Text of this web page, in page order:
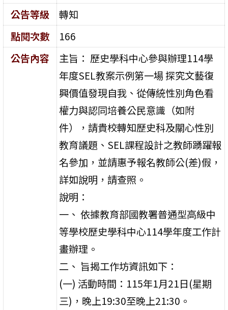
公告等級
轉知
點閱次數
166
公告內容
主旨： 歷史學科中心參與辦理114學
年度SEL教案示例第一場 探究文藝復
興價值發現自我、從傳統性別角色看
權力與認同培養公民意識（如附
件），請貴校轉知歷史科及關心性別
教育議題、SEL課程設計之教師踴躍報
名參加，並請惠予報名教師公(差)假，
詳如說明，請查照。
說明：
一、 依據教育部國教署普通型高級中
等學校歷史學科中心114學年度工作計
畫辦理。
二、 旨揭工作坊資訊如下：
(一) 活動時間：115年1月21日(星期
三)，晚上19:30至晚上21:30。